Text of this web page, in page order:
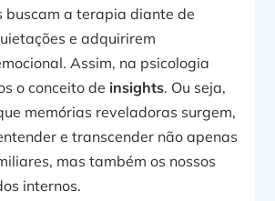
buscam a terapia diante de
e adquirirem
Assim, na psicologia
o conceito de insights. Ou seja,
memórias reveladoras surgem,
e transcender não apenas
mas também os nossos
internos.